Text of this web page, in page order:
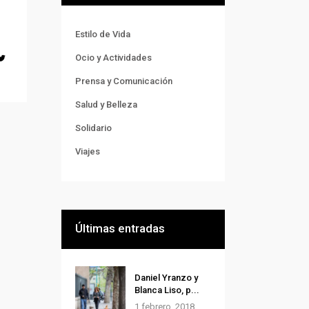
Estilo de Vida
Ocio y Actividades
Prensa y Comunicación
Salud y Belleza
Solidario
Viajes
Últimas entradas
Daniel Yranzo y
Blanca Liso, p...
1 febrero, 2018